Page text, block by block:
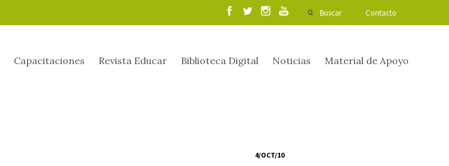
Buscar Contacto
Capacitaciones Revista Educar Biblioteca Digital Noticias Material de Apoyo
4/OCT/10